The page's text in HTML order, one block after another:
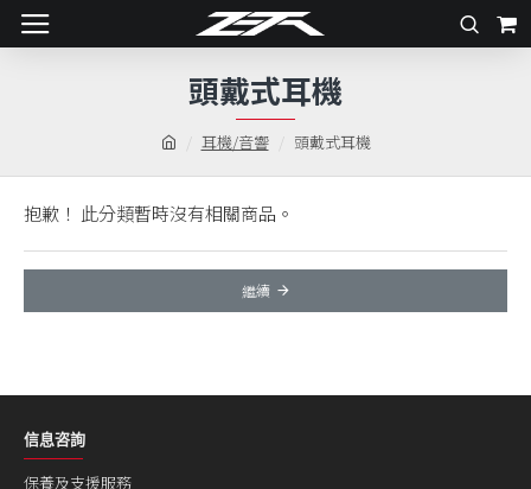
耳機/音響 頭戴式耳機
頭戴式耳機
抱歉！ 此分類暫時沒有相關商品。
繼續
信息咨詢
保養及支援服務